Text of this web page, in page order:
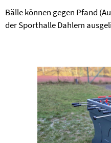
Bälle können gegen Pfand
der Sporthalle Dahlem